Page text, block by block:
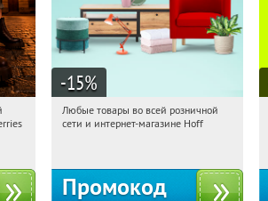
-15%
02:13:43 Получили:
Любые товары во всей розничной
сети и интернет-магазине Hoff
Промокод